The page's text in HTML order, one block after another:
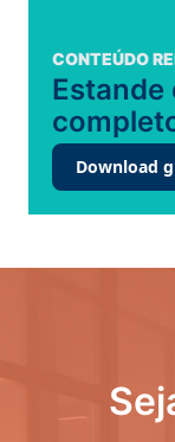
CONTEÚDO
Estande
Download